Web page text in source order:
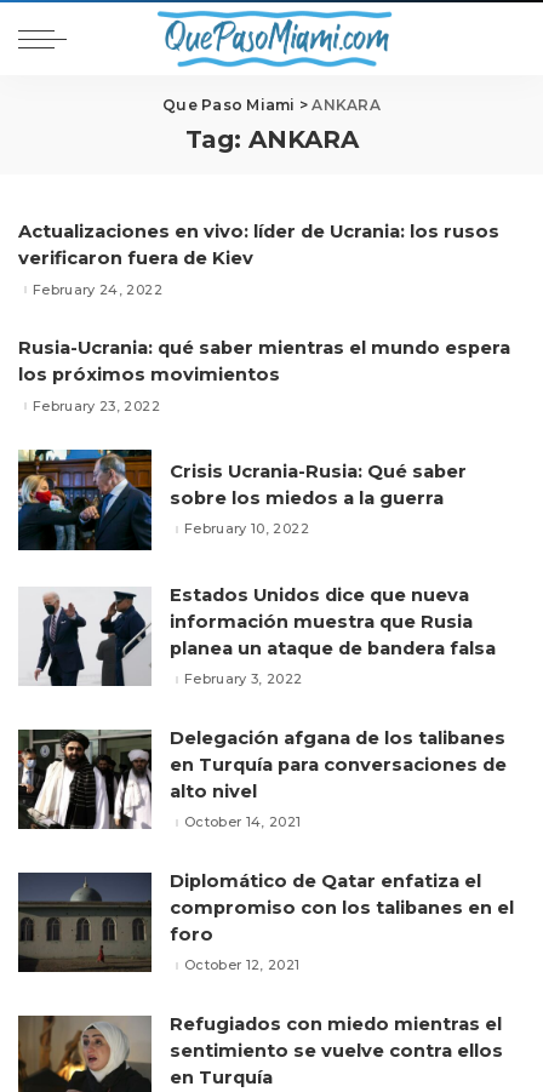
Que Paso Miami >ANKARA
Tag: ANKARA
Actualizaciones en vivo: líder de Ucrania: los rusos
verificaron fuera de Kiev
February 24, 2022
Rusia-Ucrania: qué saber mientras el mundo espera
los próximos movimientos
February 23, 2022
Crisis Ucrania-Rusia: Qué saber
sobre los miedos a la guerra
February 10, 2022
Estados Unidos dice que nueva
información muestra que Rusia
planea un ataque de bandera falsa
February 3, 2022
Delegación afgana de los talibanes
en Turquía para conversaciones de
alto nivel
October 14, 2021
Diplomático de Qatar enfatiza el
compromiso con los talibanes en el
foro
October 12, 2021
Refugiados con miedo mientras el
sentimiento se vuelve contra ellos
en Turquía